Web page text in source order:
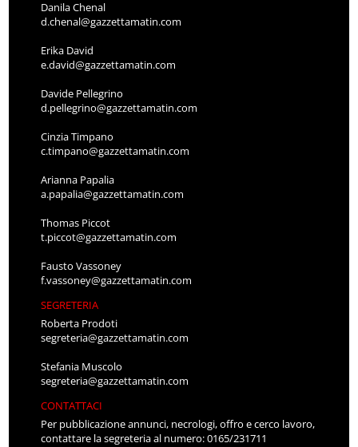
Danila Chenal
d.chenal@gazzettamatin.com
Erika David
e.david@gazzettamatin.com
Davide Pellegrino
d.pellegrino@gazzettamatin.com
Cinzia Timpano
c.timpano@gazzettamatin.com
Arianna Papalia
a.papalia@gazzettamatin.com
Thomas Piccot
t.piccot@gazzettamatin.com
Fausto Vassoney
f.vassoney@gazzettamatin.com
SEGRETERIA
Roberta Prodoti
segreteria@gazzettamatin.com
Stefania Muscolo
segreteria@gazzettamatin.com
CONTATTACI
Per pubblicazione annunci, necrologi, offro e cerco lavoro,
contattare la segreteria al numero: 0165/231711